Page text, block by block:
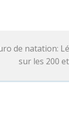
de natation:
sur les 200